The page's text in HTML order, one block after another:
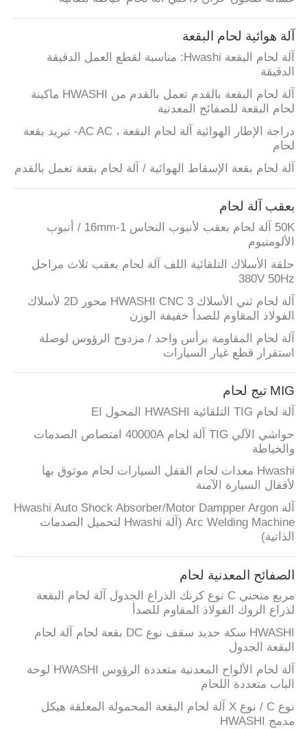
آلة هوائية لحام البقعة
آلة لحام البقعة Hwashi: مناسبة لقطع العمل الدقيقة
الدقيقة
آلة لحام البقعة بالقدم تعمل بالقدم من HWASHI ماكينة
لحام البقعة للصفائح المعدنية
دراجة الإطار الهوائية آلة لحام البقعة ، AC AC- تبريد بقعة
لحام
آلة لحام بقعة الإسقاط الهوائية / آلة لحام بقعة تعمل بالقدم
بعقب آلة لحام
50K آلة لحام بعقب لأنبوب النحاس 1-16mm / أنبوب
الألومنيوم
حلقة الأسلاك التلقائية اللف آلة لحام بعقب ثلاث مراحل
380V 50Hz
آلة لحام ثني الأسلاك HWASHI CNC 3 محور 2D لأسلاك
الفولاذ المقاوم للصدأ خفيفة الوزن
آلة لحام المقاومة برأس واحد / مزدوج الرؤوس لوصلة
استقرار قطع غيار السيارات
MIG تيج لحام
آلة لحام TIG التلقائية HWASHI المحول EI
حواشي الآلي TIG آلة لحام 40000A امتصاص الصدمات
والخياطة
Hwashi معدات لحام القفل السيارات لحام موثوق بها
لأقفال السيارة الآمنة
آلة Hwashi Auto Shock Absorber/Motor Dampper Argon
Arc Welding Machine (آلة Hwashi لتحميل الصدمات
الذاتية)
الصفائح المعدنية لحام
مربع منحني C نوع كرنك الذراع الجدول آلة لحام البقعة
لذراع الروك الفولاذ المقاوم للصدأ
HWASHI سكة حديد سقف نوع DC بقعة لحام آلة لحام
البقعة الجدول
آلة لحام الألواح المعدنية متعددة الرؤوس HWASHI لوحة
الباب متعددة اللحام
نوع C / نوع X آلة لحام البقعة المحمولة المعلقة هيكل
مدمج HWASHI